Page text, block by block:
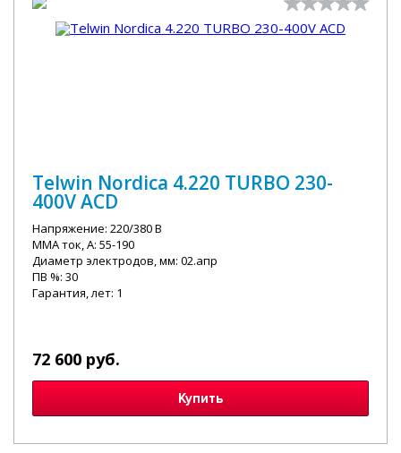
Telwin Nordica 4.220 TURBO 230-
400V ACD
Напряжение: 220/380 В
MMA ток, А: 55-190
Диаметр электродов, мм: 02.апр
ПВ %: 30
Гарантия, лет: 1
72 600 руб.
Купить